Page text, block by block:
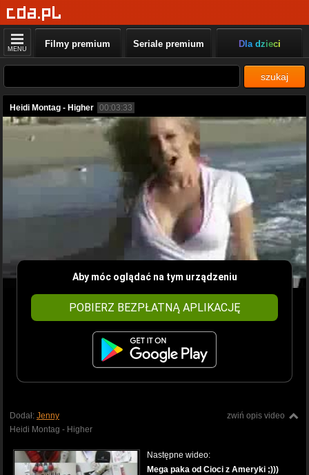
MENU Filmy premium Seriale premium Dla dzieci
szukaj
Heidi Montag - Higher 00:03:33
Aby móc oglądać na tym urządzeniu
POBIERZ BEZPŁATNĄ APLIKACJĘ
zwiń opis video
Dodał: Jenny
Heidi Montag - Higher
Następne wideo:
Mega paka od Cioci z Ameryki ;)))